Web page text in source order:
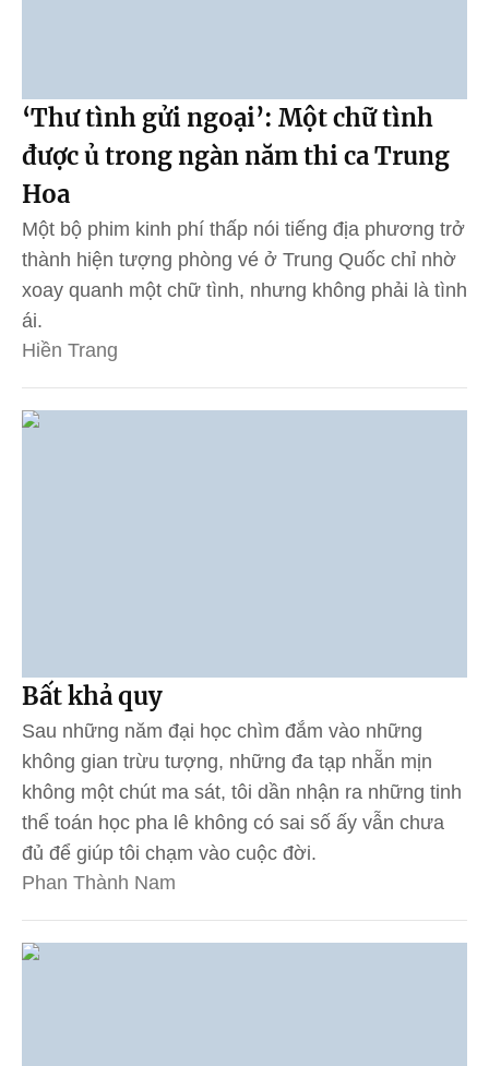
‘Thư tình gửi ngoại’: Một chữ tình
được ủ trong ngàn năm thi ca Trung
Hoa
Một bộ phim kinh phí thấp nói tiếng địa phương trở
thành hiện tượng phòng vé ở Trung Quốc chỉ nhờ
xoay quanh một chữ tình, nhưng không phải là tình
ái.
Hiền Trang
Bất khả quy
Sau những năm đại học chìm đắm vào những
không gian trừu tượng, những đa tạp nhẵn mịn
không một chút ma sát, tôi dần nhận ra những tinh
thể toán học pha lê không có sai số ấy vẫn chưa
đủ để giúp tôi chạm vào cuộc đời.
Phan Thành Nam